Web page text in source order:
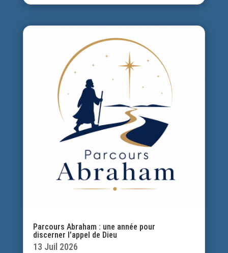
Parcours Abraham : une année pour
discerner l’appel de Dieu
13 Juil 2026